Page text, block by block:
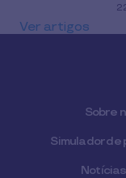
Ver artigos
Sobre
Simulador de
Notícias